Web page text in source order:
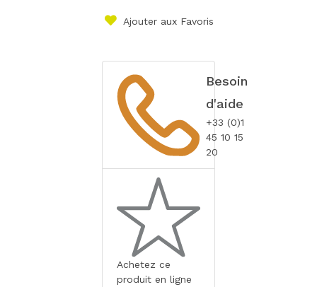
Ajouter aux Favoris
Besoin
d'aide
+33 (0)1
45 10 15
20
Achetez ce
produit en ligne